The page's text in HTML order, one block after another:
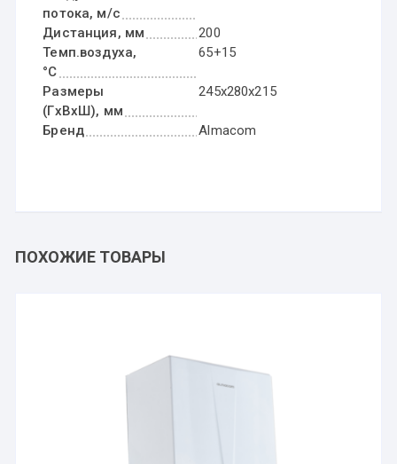
потока, м/с
Дистанция, мм
200
Темп.воздуха,
°C
65+15
Размеры
(ГxВxШ), мм
245х280х215
Бренд Almacom
ПОХОЖИЕ ТОВАРЫ